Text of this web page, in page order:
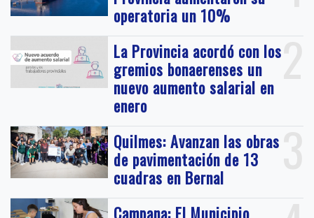
operatoria un 10%
2
La Provincia acordó con los
gremios bonaerenses un
nuevo aumento salarial en
enero
3
Quilmes: Avanzan las obras
de pavimentación de 13
cuadras en Bernal
Campana: El Municipio